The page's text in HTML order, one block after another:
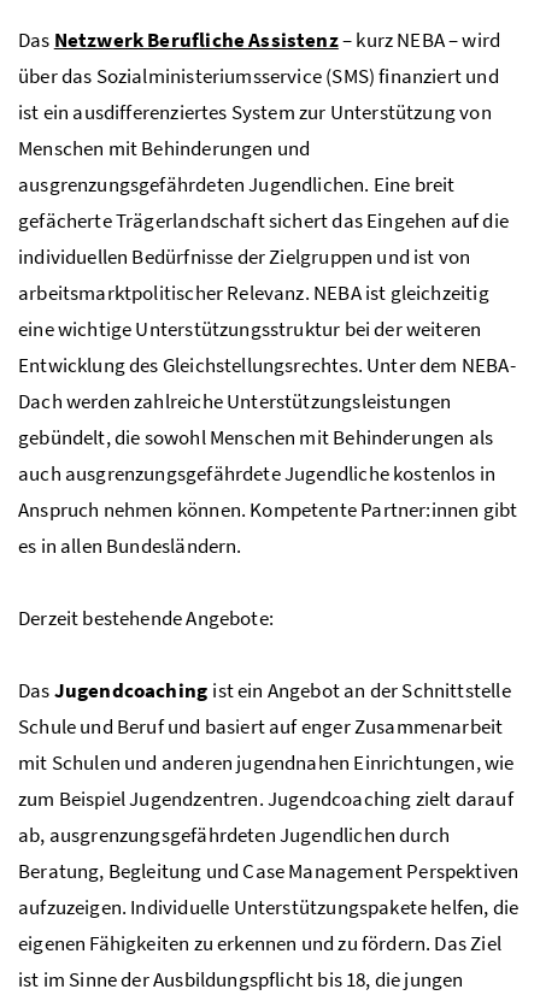
Das Netzwerk Berufliche Assistenz– kurz NEBA – wird
über das Sozialministeriumsservice (SMS) finanziert und
ist ein ausdifferenziertes System zur Unterstützung von
Menschen mit Behinderungen und
ausgrenzungsgefährdeten Jugendlichen. Eine breit
gefächerte Trägerlandschaft sichert das Eingehen auf die
individuellen Bedürfnisse der Zielgruppen und ist von
arbeitsmarktpolitischer Relevanz. NEBA ist gleichzeitig
eine wichtige Unterstützungsstruktur bei der weiteren
Entwicklung des Gleichstellungsrechtes. Unter dem NEBA-
Dach werden zahlreiche Unterstützungsleistungen
gebündelt, die sowohl Menschen mit Behinderungen als
auch ausgrenzungsgefährdete Jugendliche kostenlos in
Anspruch nehmen können. Kompetente Partner:innen gibt
es in allen Bundesländern.
Derzeit bestehende Angebote:
DasJugendcoaching ist ein Angebot an der Schnittstelle
Schule und Beruf und basiert auf enger Zusammenarbeit
mit Schulen und anderen jugendnahen Einrichtungen, wie
zum Beispiel Jugendzentren. Jugendcoaching zielt darauf
ab, ausgrenzungsgefährdeten Jugendlichen durch
Beratung, Begleitung und Case Management Perspektiven
aufzuzeigen. Individuelle Unterstützungspakete helfen, die
eigenen Fähigkeiten zu erkennen und zu fördern. Das Ziel
ist im Sinne der Ausbildungspflicht bis 18, die jungen